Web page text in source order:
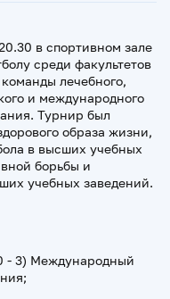
в спортивном зале
среди факультетов
лечебного,
и международного
Турнир был
образа жизни,
в высших учебных
борьбы и
учебных заведений.
- 3) Международный